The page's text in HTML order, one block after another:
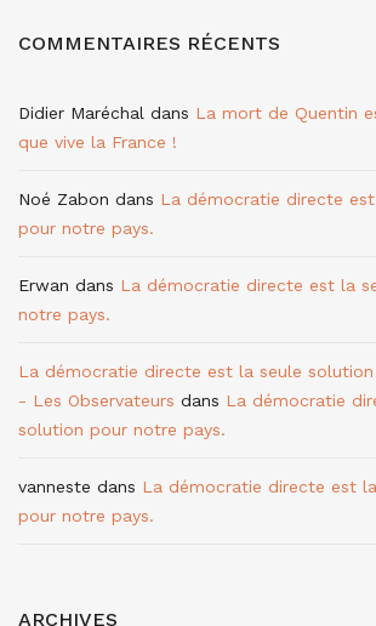
COMMENTAIRES RÉCENTS
Didier Maréchal dans La mort de Quentin
que vive la France !
Noé Zabon dans La démocratie directe
pour notre pays.
Erwan dans La démocratie directe est la
notre pays.
La démocratie directe est la seule
- Les Observateurs dans La démocratie
solution pour notre pays.
vanneste dans La démocratie directe est
pour notre pays.
ARCHIVES